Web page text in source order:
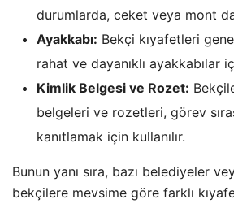
durumlarda, ceket veya mont
Ayakkabı: Bekçi kıyafetleri
rahat ve dayanıklı ayakkabılar
Kimlik Belgesi ve Rozet:
belgeleri ve rozetleri, görev
kanıtlamak için kullanılır.
Bunun yanı sıra, bazı belediyeler
bekçilere mevsime göre farklı